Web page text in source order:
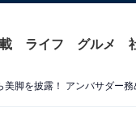
ライフ グルメ
脚を披露！ アンバサダー